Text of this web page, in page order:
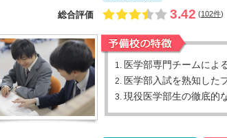
総合評価 3.42 (102件)
1. 医学部専門チームによ
2. 医学部入試を熟知した
3. 現役医学部生の徹底的